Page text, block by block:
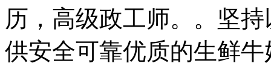
历，高级政工师。。坚
供安全可靠优质的生鲜